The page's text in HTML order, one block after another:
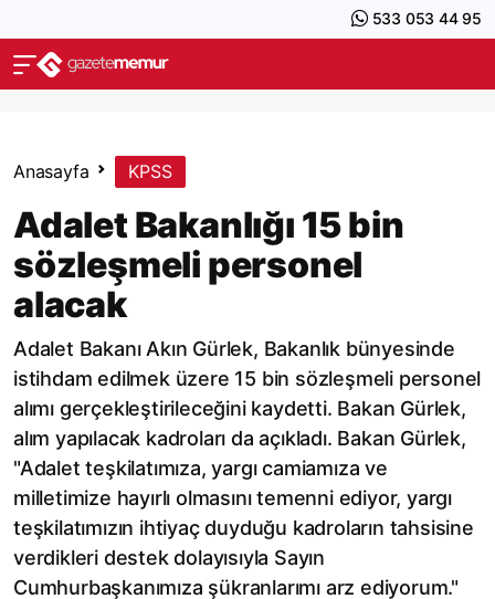
533 053 44 95
Anasayfa KPSS
Adalet Bakanlığı 15 bin
sözleşmeli personel
alacak
Adalet Bakanı Akın Gürlek, Bakanlık bünyesinde
istihdam edilmek üzere 15 bin sözleşmeli personel
alımı gerçekleştirileceğini kaydetti. Bakan Gürlek,
alım yapılacak kadroları da açıkladı. Bakan Gürlek,
"Adalet teşkilatımıza, yargı camiamıza ve
milletimize hayırlı olmasını temenni ediyor, yargı
teşkilatımızın ihtiyaç duyduğu kadroların tahsisine
verdikleri destek dolayısıyla Sayın
Cumhurbaşkanımıza şükranlarımı arz ediyorum."